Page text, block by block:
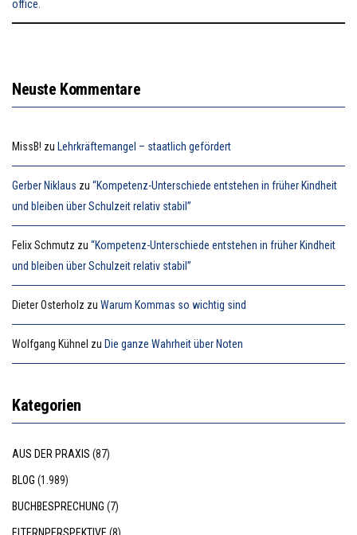
Neuste Kommentare
MissB! zu Lehrkräftemangel – staatlich gefördert
Gerber Niklaus zu “Kompetenz-Unterschiede entstehen in früher Kindheit
und bleiben über Schulzeit relativ stabil”
Felix Schmutz zu “Kompetenz-Unterschiede entstehen in früher Kindheit
und bleiben über Schulzeit relativ stabil”
Dieter Osterholz zu Warum Kommas so wichtig sind
Wolfgang Kühnel zu Die ganze Wahrheit über Noten
Kategorien
AUS DER PRAXIS (87)
BLOG (1.989)
BUCHBESPRECHUNG (7)
ELTERNPERSPEKTIVE (8)